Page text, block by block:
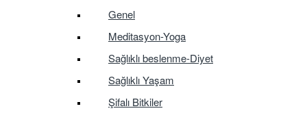
Genel
Meditasyon-Yoga
Sağlıklı beslenme-Diyet
Sağlıklı Yaşam
Şifalı Bitkiler